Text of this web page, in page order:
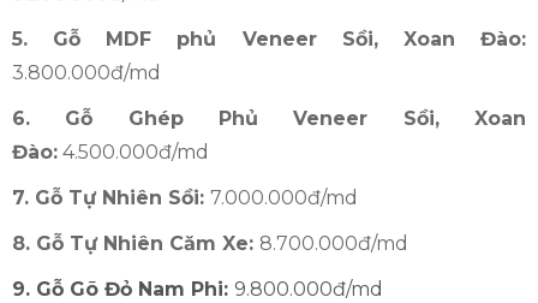
5. Gỗ MDF phủ Veneer Sồi, Xoan Đào:
3.800.000đ/md
6. Gỗ Ghép Phủ Veneer Sồi, Xoan
Đào: 4.500.000đ/md
7. Gỗ Tự Nhiên Sồi: 7.000.000đ/md
8. Gỗ Tự Nhiên Căm Xe: 8.700.000đ/md
9. Gỗ Gõ Đỏ Nam Phi: 9.800.000đ/md